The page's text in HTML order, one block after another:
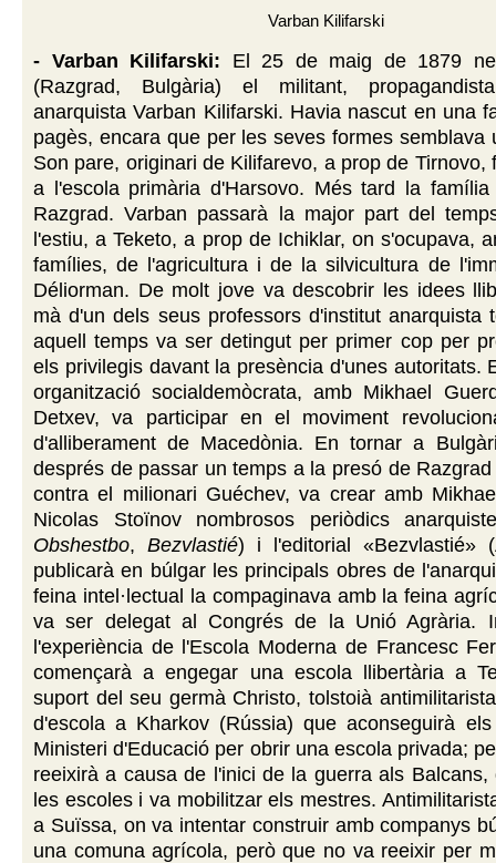
Varban Kilifarski
- Varban Kilifarski: El 25 de maig de 1879
(Razgrad, Bulgària) el militant,
anarquista Varban Kilifarski. Havia nascut en una
pagès, encara que per les seves formes semblava
Son pare, originari de Kilifarevo, a prop de Tirnovo,
a l'escola primària d'Harsovo. Més tard la família
Razgrad. Varban passarà la major part del
l'estiu, a Teketo, a prop de Ichiklar, on s'ocupava,
famílies, de l'agricultura i de la silvicultura de
Déliorman. De molt jove va descobrir les idees
mà d'un dels seus professors d'institut anarquista
aquell temps va ser detingut per primer cop per
els privilegis davant la presència d'unes autoritats.
organització socialdemòcrata, amb Mikhael
Detxev, va participar en el moviment
d'alliberament de Macedònia. En tornar a
després de passar un temps a la presó de
contra el milionari Guéchev, va crear amb
Nicolas Stoïnov nombrosos periòdics
Obshestbo, Bezvlastié) i l'editorial «Bezvlastié»
publicarà en búlgar les principals obres de
feina intel·lectual la compaginava amb la feina
va ser delegat al Congrés de la Unió Agrària.
l'experiència de l'Escola Moderna de Francesc
començarà a engegar una escola llibertària a
suport del seu germà Christo, tolstoià
d'escola a Kharkov (Rússia) que aconseguirà
Ministeri d'Educació per obrir una escola privada;
reeixirà a causa de l'inici de la guerra als Balcans,
les escoles i va mobilitzar els mestres.
a Suïssa, on va intentar construir amb companys
una comuna agrícola, però que no va reeixir per